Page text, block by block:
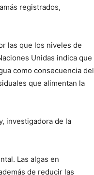
registrados,
las que los niveles de
Unidas indica que
como consecuencia del
que alimentan la
investigadora de la
Las algas en
de reducir las